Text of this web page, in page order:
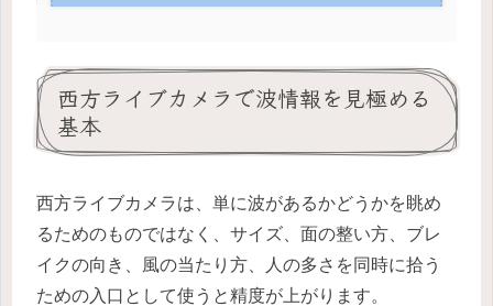
西方ライブカメラで波情報を見極める
基本
西方ライブカメラは、単に波があるかどうかを眺め
るためのものではなく、サイズ、面の整い方、ブレ
イクの向き、風の当たり方、人の多さを同時に拾う
ための入口として使うと精度が上がります。